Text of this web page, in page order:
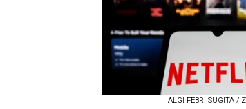
ALGI FEBRI SUGITA /